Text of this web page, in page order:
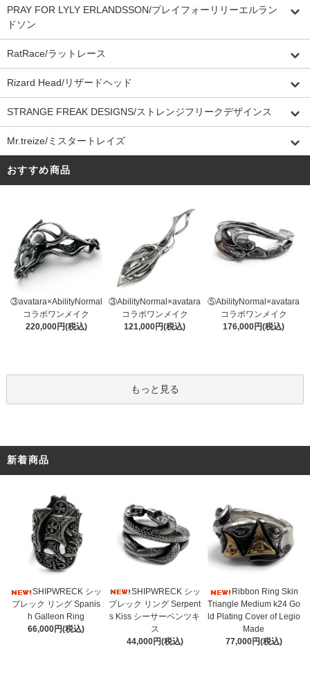
PRAY FOR LYLY ERLANDSSON/プレイフォーリリーエルラン
ドソン
RatRace/ラットレース
Rizard Head/リザードヘッド
STRANGE FREAK DESIGNS/ストレンジフリークデザインス
Mr.treize/ミスタートレイズ
おすすめ商品
③avatara×AbilityNormal
コラボワンメイク
220,000円(税込)
③AbilityNormal×avatara
コラボワンメイク
121,000円(税込)
⑤AbilityNormal×avatara
コラボワンメイク
176,000円(税込)
もっと見る
新着商品
SHIPWRECK シッ
プレック リング Spanis
h Galleon Ring
66,000円(税込)
SHIPWRECK シッ
プレック リング Serpent
s Kiss シーサーペンツキ
ス
44,000円(税込)
Ribbon Ring Skin
Triangle Medium k24 Go
ld Plating Cover of Legio
Made
77,000円(税込)